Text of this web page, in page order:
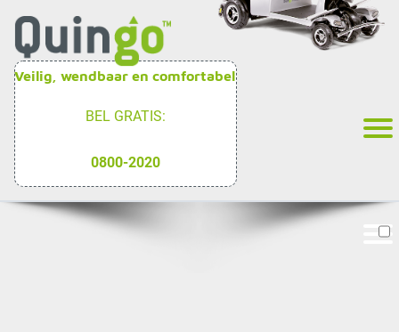
Veilig, wendbaar en comfortabel
BEL GRATIS:
0800-2020